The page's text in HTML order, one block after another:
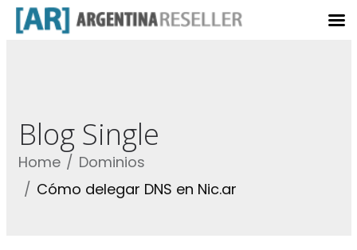
Blog Single
Home
Dominios
Cómo delegar DNS en Nic.ar